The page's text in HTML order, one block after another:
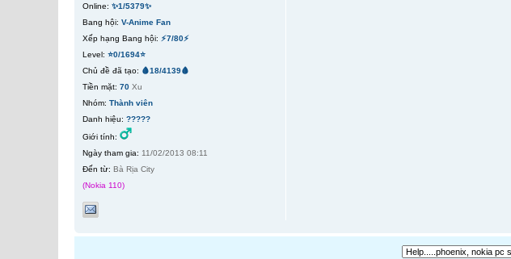
Online: ✨1/5379✨
Bang hội: V-Anime Fan
Xếp hạng Bang hội: ⚡7/80⚡
Level: ⭐0/1694⭐
Chủ đề đã tạo: 🩸18/4139🩸
Tiền mặt: 70 Xu
Nhóm: Thành viên
Danh hiệu: ?????
Giới tính:
Ngày tham gia: 11/02/2013 08:11
Đến từ: Bà Rịa City
(Nokia 110)